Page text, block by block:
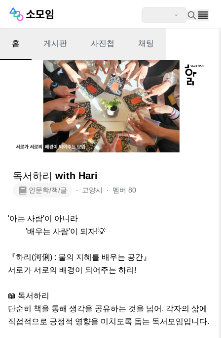
홈 게시판 사진첩 채팅
독서하리 with Hari
인문학/책/글 ∙ 고양시 ∙ 멤버 80
'아는 사람'이 아니라
『하리(河俐) : 물의 지혜를 배우는 공간』
서로가 서로의 배경이 되어주는 하리!
📖 독서하리
단순히 책을 통해 생각을 공유하는 것을 넘어, 각자의 삶에
직접적으로 긍정적 영향을 미치도록 돕는 독서모임입니다.